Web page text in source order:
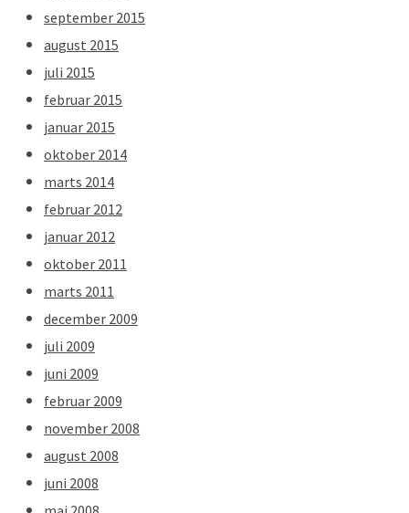
september 2015
august 2015
juli 2015
februar 2015
januar 2015
oktober 2014
marts 2014
februar 2012
januar 2012
oktober 2011
marts 2011
december 2009
juli 2009
juni 2009
februar 2009
november 2008
august 2008
juni 2008